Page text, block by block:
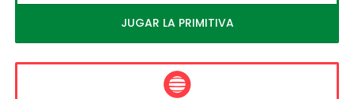
JUGAR LA PRIMITIVA